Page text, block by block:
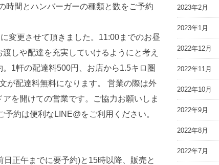
時間とハンバーガーの種類と数をご予約
変更させて頂きました。11:00までのお昼
しや配達を充実していけるようにと考え
1軒の配達料500円、お店から1.5キロ圏
が配達料無料になります。 営業の際は外
を開けての営業です。ご協力お願いしま
約は便利なLINE@をご利用ください。
正午までに要予約)と15時以降、販売と
2023年2月
2023年1月
2022年12月
2022年11月
2022年10月
2022年9月
2022年8月
2022年7月